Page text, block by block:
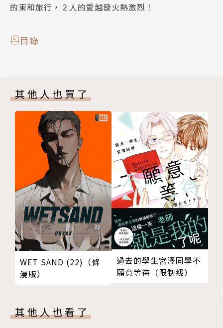
的東和旅行，２人的愛越發火熱激烈！
目錄
其他人也買了
WET SAND (22)（條
漫版）
過去的學生宮澤同學不
願意等待（限制級）
其他人也看了